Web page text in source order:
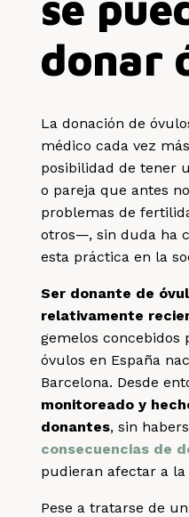
donar
La donación de
médico cada vez
posibilidad de tener
o pareja que antes
problemas de
otros—, sin duda ha
esta práctica en la
Ser donante de
relativamente
gemelos concebidos
óvulos en España
Barcelona. Desde
monitoreado y
donantes, sin
consecuencias de
pudieran afectar a
Pese a tratarse de